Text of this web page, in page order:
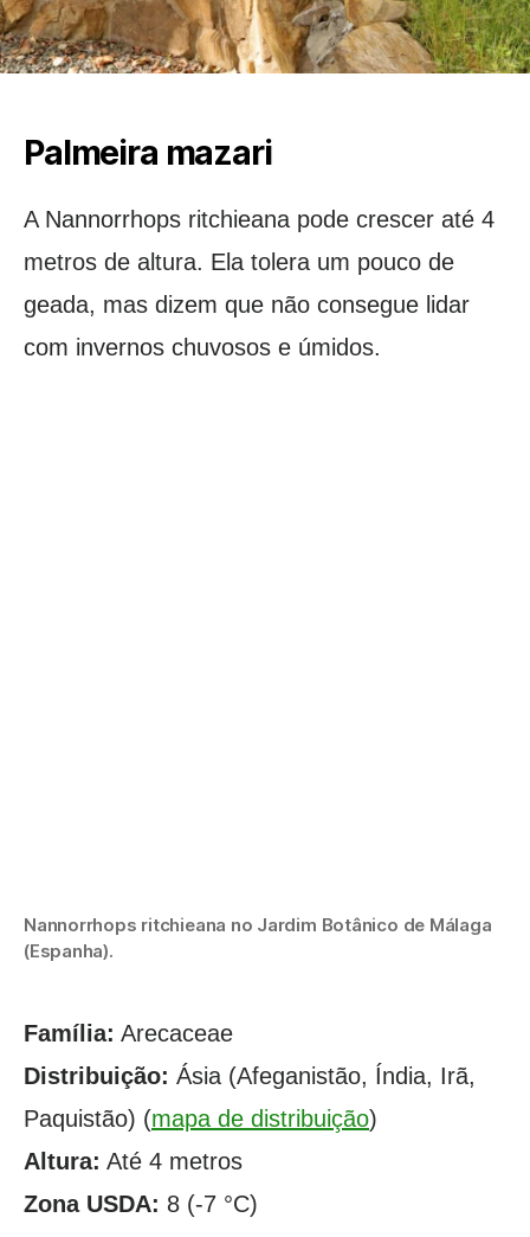
Palmeira mazari
A Nannorrhops ritchieana pode crescer até 4
metros de altura. Ela tolera um pouco de
geada, mas dizem que não consegue lidar
com invernos chuvosos e úmidos.
Nannorrhops ritchieana no Jardim Botânico de Málaga
(Espanha).
Família: Arecaceae
Distribuição: Ásia (Afeganistão, Índia, Irã,
Paquistão) (mapa de distribuição)
Altura: Até 4 metros
Zona USDA: 8 (-7 °C)